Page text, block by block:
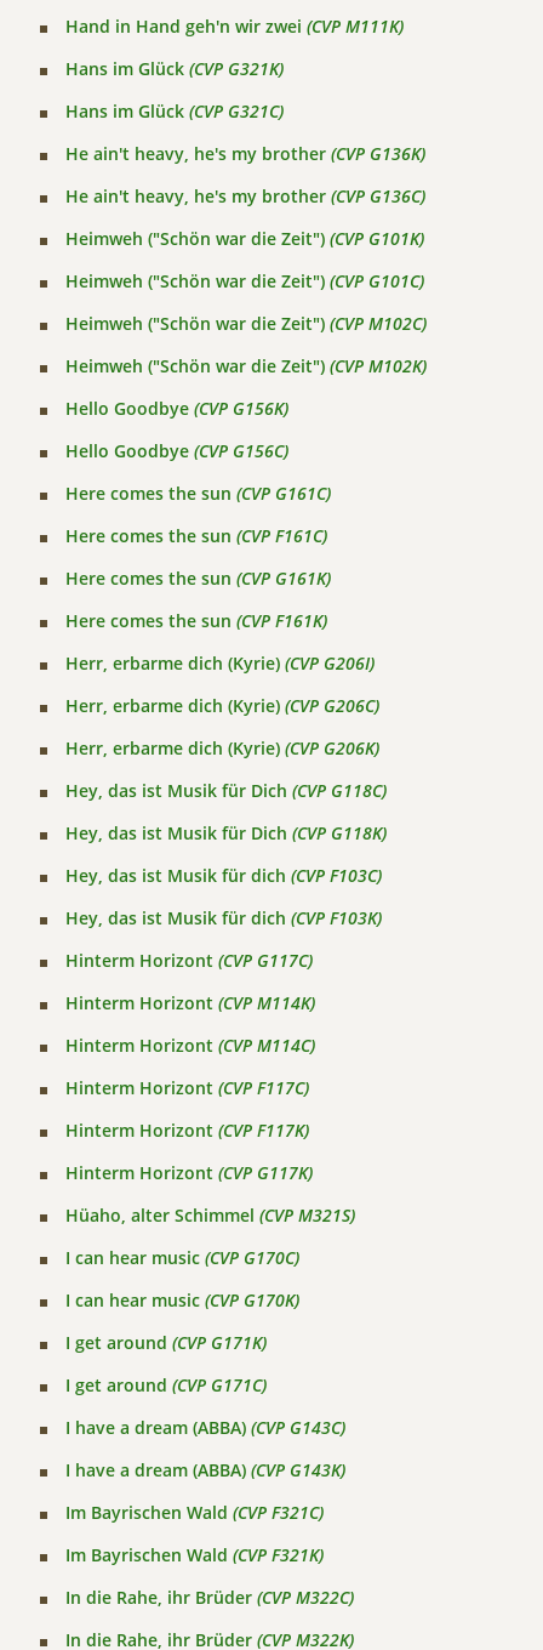
Hand in Hand geh'n wir zwei (CVP M111K)
Hans im Glück (CVP G321K)
Hans im Glück (CVP G321C)
He ain't heavy, he's my brother (CVP G136K)
He ain't heavy, he's my brother (CVP G136C)
Heimweh ("Schön war die Zeit") (CVP G101K)
Heimweh ("Schön war die Zeit") (CVP G101C)
Heimweh ("Schön war die Zeit") (CVP M102C)
Heimweh ("Schön war die Zeit") (CVP M102K)
Hello Goodbye (CVP G156K)
Hello Goodbye (CVP G156C)
Here comes the sun (CVP G161C)
Here comes the sun (CVP F161C)
Here comes the sun (CVP G161K)
Here comes the sun (CVP F161K)
Herr, erbarme dich (Kyrie) (CVP G206I)
Herr, erbarme dich (Kyrie) (CVP G206C)
Herr, erbarme dich (Kyrie) (CVP G206K)
Hey, das ist Musik für Dich (CVP G118C)
Hey, das ist Musik für Dich (CVP G118K)
Hey, das ist Musik für dich (CVP F103C)
Hey, das ist Musik für dich (CVP F103K)
Hinterm Horizont (CVP G117C)
Hinterm Horizont (CVP M114K)
Hinterm Horizont (CVP M114C)
Hinterm Horizont (CVP F117C)
Hinterm Horizont (CVP F117K)
Hinterm Horizont (CVP G117K)
Hüaho, alter Schimmel (CVP M321S)
I can hear music (CVP G170C)
I can hear music (CVP G170K)
I get around (CVP G171K)
I get around (CVP G171C)
I have a dream (ABBA) (CVP G143C)
I have a dream (ABBA) (CVP G143K)
Im Bayrischen Wald (CVP F321C)
Im Bayrischen Wald (CVP F321K)
In die Rahe, ihr Brüder (CVP M322C)
In die Rahe, ihr Brüder (CVP M322K)